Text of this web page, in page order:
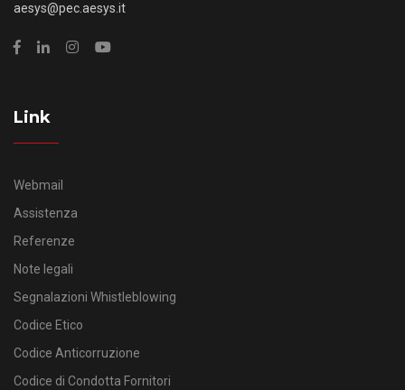
aesys@pec.aesys.it
Link
Webmail
Assistenza
Referenze
Note legali
Segnalazioni Whistleblowing
Codice Etico
Codice Anticorruzione
Codice di Condotta Fornitori